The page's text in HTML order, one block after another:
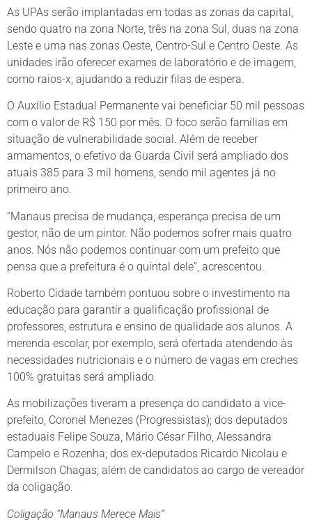
As UPAs serão implantadas em todas as zonas da capital,
sendo quatro na zona Norte, três na zona Sul, duas na zona
Leste e uma nas zonas Oeste, Centro-Sul e Centro Oeste. As
unidades irão oferecer exames de laboratório e de imagem,
como raios-x, ajudando a reduzir filas de espera.
O Auxílio Estadual Permanente vai beneficiar 50 mil pessoas
com o valor de R$ 150 por mês. O foco serão famílias em
situação de vulnerabilidade social. Além de receber
armamentos, o efetivo da Guarda Civil será ampliado dos
atuais 385 para 3 mil homens, sendo mil agentes já no
primeiro ano.
“Manaus precisa de mudança, esperança precisa de um
gestor, não de um pintor. Não podemos sofrer mais quatro
anos. Nós não podemos continuar com um prefeito que
pensa que a prefeitura é o quintal dele”, acrescentou.
Roberto Cidade também pontuou sobre o investimento na
educação para garantir a qualificação profissional de
professores, estrutura e ensino de qualidade aos alunos. A
merenda escolar, por exemplo, será ofertada atendendo às
necessidades nutricionais e o número de vagas em creches
100% gratuitas será ampliado.
As mobilizações tiveram a presença do candidato a vice-
prefeito, Coronel Menezes (Progressistas); dos deputados
estaduais Felipe Souza, Mário César Filho, Alessandra
Campelo e Rozenha; dos ex-deputados Ricardo Nicolau e
Dermilson Chagas; além de candidatos ao cargo de vereador
da coligação.
Coligação “Manaus Merece Mais”